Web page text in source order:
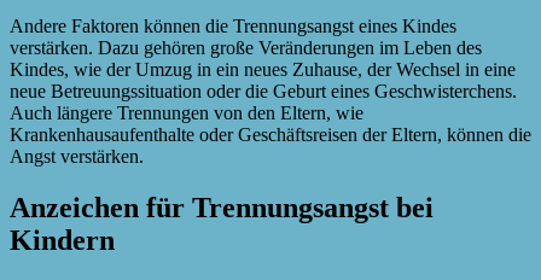
Andere Faktoren können die Trennungsangst eines Kindes
verstärken. Dazu gehören große Veränderungen im Leben des
Kindes, wie der Umzug in ein neues Zuhause, der Wechsel in eine
neue Betreuungssituation oder die Geburt eines Geschwisterchens.
Auch längere Trennungen von den Eltern, wie
Krankenhausaufenthalte oder Geschäftsreisen der Eltern, können die
Angst verstärken.
Anzeichen für Trennungsangst bei
Kindern